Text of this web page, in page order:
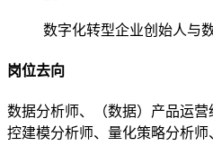
数字化转型企业创始人与
岗位去向
数据分析师、（数据）产品运
控建模分析师、量化策略分析师